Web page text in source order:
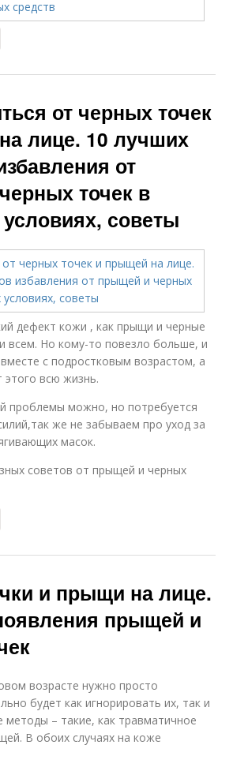
от черных точек
лице. 10 лучших
от
точек в
советы
дефект кожи , как прыщи и черные
всем. Но кому-то повезло больше, и
с подростковым возрастом, а
этого всю жизнь.
проблемы можно, но потребуется
же не забываем про уход за
масок.
советов от прыщей и черных
и прыщи на лице.
прыщей и
возрасте нужно просто
будет как игнорировать их, так и
методы – такие, как травматичное
В обоих случаях на коже